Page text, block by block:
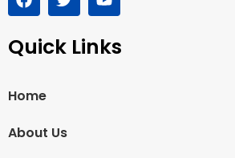
Quick Links
Home
About Us